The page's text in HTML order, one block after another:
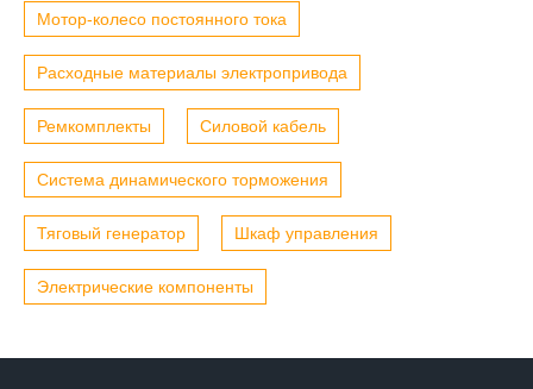
Мотор-колесо постоянного тока
Расходные материалы электропривода
Ремкомплекты Силовой кабель
Система динамического торможения
Тяговый генератор Шкаф управления
Электрические компоненты